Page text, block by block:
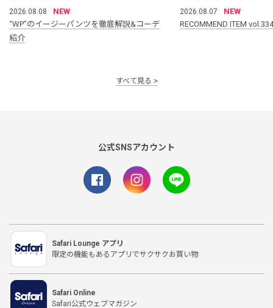
2026.08.08
NEW
“WP”のイージーパンツを徹底解説&コーデ
紹介
2026.08.07
NEW
RECOMMEND ITEM vol.334
すべて見る
公式SNSアカウント
Safari Lounge アプリ
限定の機能もあるアプリでサクサクお買い物
Safari Online
Safari公式ウェブマガジン